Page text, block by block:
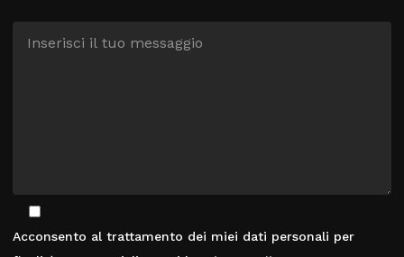
Acconsento al trattamento dei miei dati personali per